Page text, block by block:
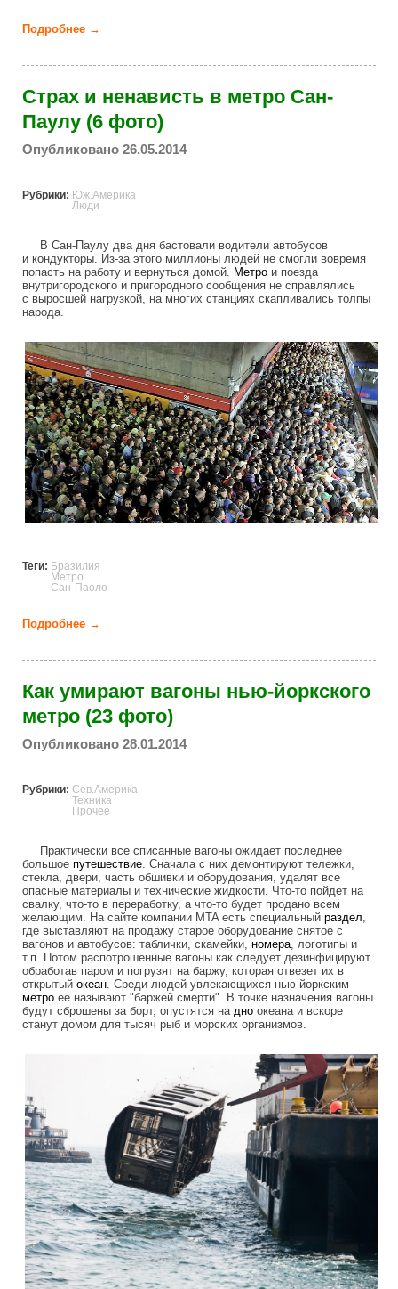
Подробнее →
Страх и ненависть в метро Сан-
Паулу (6 фото)
Опубликовано 26.05.2014
Рубрики: Юж.Америка
Люди
В Сан-Паулу два дня бастовали водители автобусов
и кондукторы. Из-за этого миллионы людей не смогли вовремя
попасть на работу и вернуться домой.
Метро и поезда
внутригородского и пригородного сообщения не справлялись
с выросшей нагрузкой, на многих станциях скапливались толпы
народа.
subway_in_sao_paolo_hell.jpg
Теги: Бразилия
Метро
Сан-Паоло
Подробнее →
Как умирают вагоны нью-йоркского
метро (23 фото)
Опубликовано 28.01.2014
Рубрики: Сев.Америка
Техника
Прочее
Практически все списанные вагоны ожидает последнее
большое путешествие . Сначала с них демонтируют тележки,
стекла, двери, часть обшивки и оборудования, удалят все
опасные материалы и технические жидкости. Что-то пойдет на
свалку, что-то в переработку, а что-то будет продано всем
желающим. На сайте компании MTA есть специальный раздел
где выставляют на продажу старое оборудование снятое с
вагонов и автобусов: таблички, скамейки, номера , логотипы и
т.п. Потом распотрошенные вагоны как следует дезинфицируют
обработав паром и погрузят на баржу, которая отвезет их в
открытый океан . Среди людей увлекающихся нью-йоркским
метро ее называют "баржей смерти". В точке назначения вагоны
будут сброшены за борт, опустятся на дно океана и вскоре
станут домом для тысяч рыб и морских организмов.